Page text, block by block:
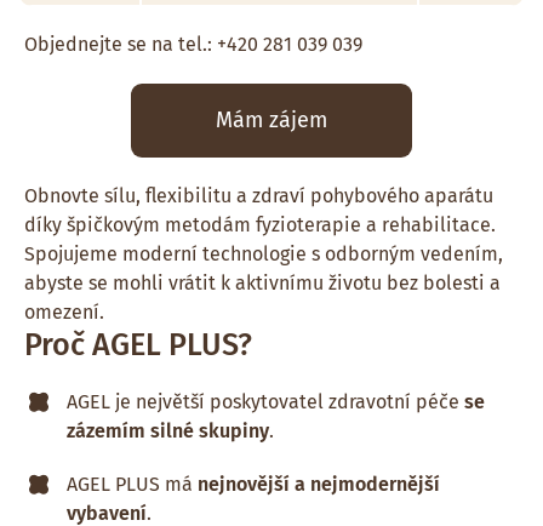
Objednejte se na tel.: +420 281 039 039
Mám zájem
Obnovte sílu, flexibilitu a zdraví pohybového aparátu
díky špičkovým metodám fyzioterapie a rehabilitace.
Spojujeme moderní technologie s odborným vedením,
abyste se mohli vrátit k aktivnímu životu bez bolesti a
omezení.
Proč AGEL PLUS?
AGEL je největší poskytovatel zdravotní péče se
zázemím silné skupiny.
AGEL PLUS má nejnovější a nejmodernější
vybavení.